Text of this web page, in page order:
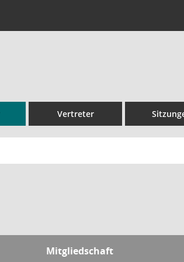
Vertreter
Mitgliedschaft